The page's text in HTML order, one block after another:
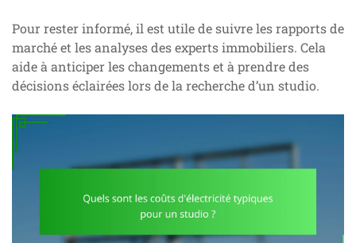
Pour rester informé, il est utile de suivre les rapports de
marché et les analyses des experts immobiliers. Cela
aide à anticiper les changements et à prendre des
décisions éclairées lors de la recherche d’un studio.